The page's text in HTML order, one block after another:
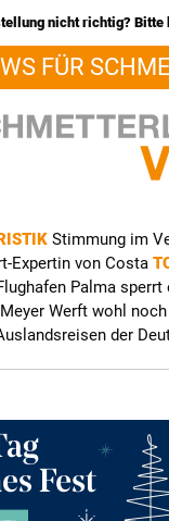
nicht richtig? Bitte
FÜR
Stimmung im
Expertin von Costa
Palma
Werft wohl
der